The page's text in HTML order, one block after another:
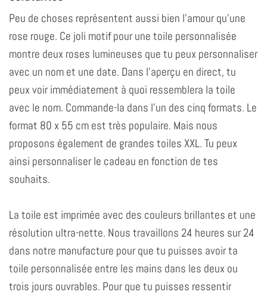
Peu de choses représentent aussi bien l'amour qu'une
rose rouge. Ce joli motif pour une toile personnalisée
montre deux roses lumineuses que tu peux personnaliser
avec un nom et une date. Dans l'aperçu en direct, tu
peux voir immédiatement à quoi ressemblera la toile
avec le nom. Commande-la dans l'un des cinq formats. Le
format 80 x 55 cm est très populaire. Mais nous
proposons également de grandes toiles XXL. Tu peux
ainsi personnaliser le cadeau en fonction de tes
souhaits.
La toile est imprimée avec des couleurs brillantes et une
résolution ultra-nette. Nous travaillons 24 heures sur 24
dans notre manufacture pour que tu puisses avoir ta
toile personnalisée entre les mains dans les deux ou
trois jours ouvrables. Pour que tu puisses ressentir